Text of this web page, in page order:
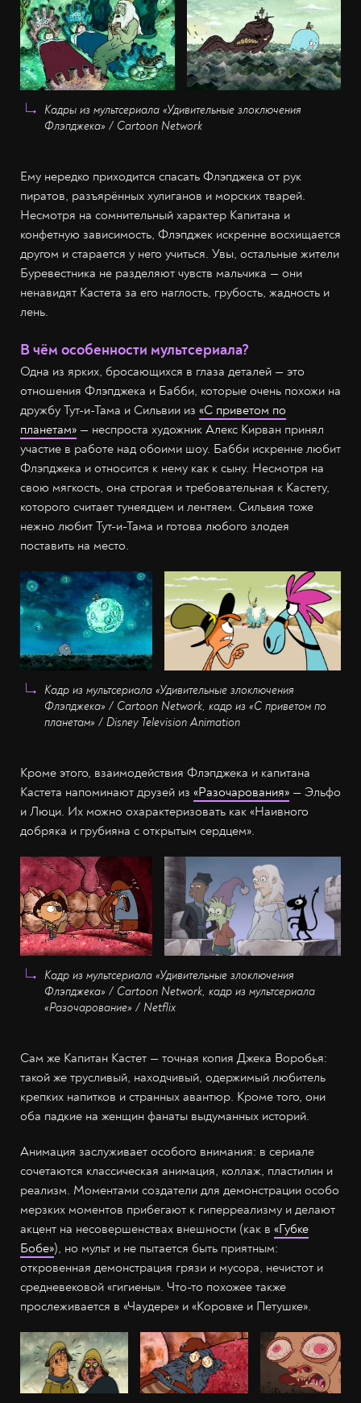
Кадры из мультсериала «Удивительные злоключения
Флэпджека» / Cartoon Network
Ему нередко приходится спасать Флэпджека от рук
пиратов, разъярённых хулиганов и морских тварей.
Несмотря на сомнительный характер Капитана и
конфетную зависимость, Флэпджек искренне восхищается
другом и старается у него учиться. Увы, остальные жители
Буревестника не разделяют чувств мальчика — они
ненавидят Кастета за его наглость, грубость, жадность и
лень.
В чём особенности мультсериала?
Одна из ярких, бросающихся в глаза деталей — это
отношения Флэпджека и Бабби, которые очень похожи на
дружбу Тут-и-Тама и Сильвии из «С приветом по
планетам» — неспроста художник Алекс Кирван принял
участие в работе над обоими шоу. Бабби искренне любит
Флэпджека и относится к нему как к сыну. Несмотря на
свою мягкость, она строгая и требовательная к Кастету,
которого считает тунеядцем и лентяем. Сильвия тоже
нежно любит Тут-и-Тама и готова любого злодея
поставить на место.
Кадр из мультсериала «Удивительные злоключения
Флэпджека» / Cartoon Network, кадр из «С приветом по
планетам» / Disney Television Animation
Кроме этого, взаимодействия Флэпджека и капитана
Кастета напоминают друзей из «Разочарования» — Эльфо
и Люци. Их можно охарактеризовать как «Наивного
добряка и грубияна с открытым сердцем».
Кадр из мультсериала «Удивительные злоключения
Флэпджека» / Cartoon Network, кадр из мультсериала
«Разочарование» / Netflix
Сам же Капитан Кастет — точная копия Джека Воробья:
такой же трусливый, находчивый, одержимый любитель
крепких напитков и странных авантюр. Кроме того, они
оба падкие на женщин фанаты выдуманных историй.
Анимация заслуживает особого внимания: в сериале
сочетаются классическая анимация, коллаж, пластилин и
реализм. Моментами создатели для демонстрации особо
мерзких моментов прибегают к гиперреализму и делают
акцент на несовершенствах внешности (как в «Губке
Бобе»), но мульт и не пытается быть приятным:
откровенная демонстрация грязи и мусора, нечистот и
средневековой «гигиены». Что-то похожее также
прослеживается в «Чаудере» и «Коровке и Петушке».